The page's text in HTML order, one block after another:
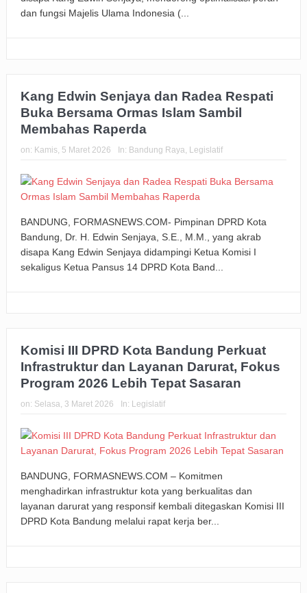
dan fungsi Majelis Ulama Indonesia (...
Kang Edwin Senjaya dan Radea Respati
Buka Bersama Ormas Islam Sambil
Membahas Raperda
on: Kamis, 5 Maret 2026 In: Bandung Raya, Legislatif
BANDUNG, FORMASNEWS.COM- Pimpinan DPRD Kota
Bandung, Dr. H. Edwin Senjaya, S.E., M.M., yang akrab
disapa Kang Edwin Senjaya didampingi Ketua Komisi I
sekaligus Ketua Pansus 14 DPRD Kota Band...
Komisi III DPRD Kota Bandung Perkuat
Infrastruktur dan Layanan Darurat, Fokus
Program 2026 Lebih Tepat Sasaran
on: Selasa, 3 Maret 2026 In: Legislatif
BANDUNG, FORMASNEWS.COM – Komitmen
menghadirkan infrastruktur kota yang berkualitas dan
layanan darurat yang responsif kembali ditegaskan Komisi III
DPRD Kota Bandung melalui rapat kerja ber...